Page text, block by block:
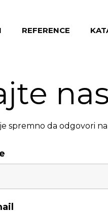
REFERENCE
nas
spremno da odgovori na